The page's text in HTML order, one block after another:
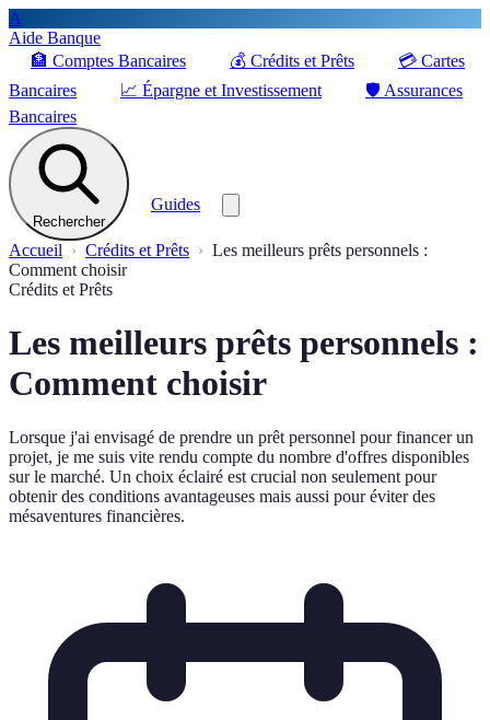
A
Aide Banque
🏦 Comptes Bancaires 💰 Crédits et Prêts 💳 Cartes
Bancaires
📈 Épargne et Investissement 🛡️ Assurances
Bancaires
Rechercher
Guides
Accueil Crédits et Prêts
Les meilleurs prêts personnels :
Comment choisir
Crédits et Prêts
Les meilleurs prêts personnels :
Comment choisir
Lorsque j'ai envisagé de prendre un prêt personnel pour financer un
projet, je me suis vite rendu compte du nombre d'offres disponibles
sur le marché. Un choix éclairé est crucial non seulement pour
obtenir des conditions avantageuses mais aussi pour éviter des
mésaventures financières.